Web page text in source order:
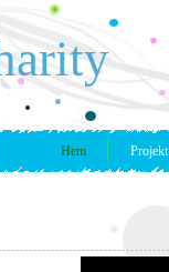
Hem Projekt